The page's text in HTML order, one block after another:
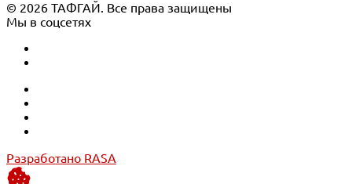
© 2026 ТАФГАЙ. Все права защищены
Мы в соцсетях
Разработано RASA